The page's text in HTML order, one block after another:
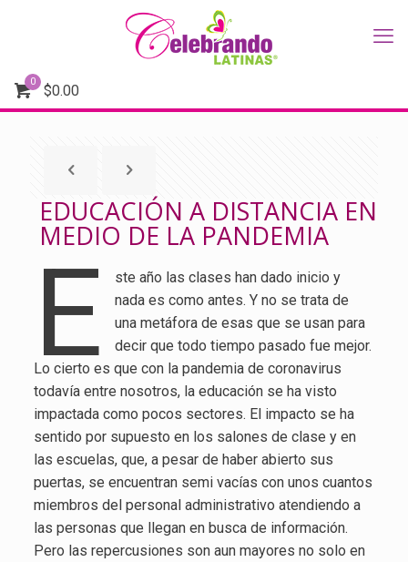
0
$0.00
EDUCACIÓN A DISTANCIA EN
MEDIO DE LA PANDEMIA
E
ste año las clases han dado inicio y
nada es como antes. Y no se trata de
una metáfora de esas que se usan para
decir que todo tiempo pasado fue mejor.
Lo cierto es que con la pandemia de coronavirus
todavía entre nosotros, la educación se ha visto
impactada como pocos sectores. El impacto se ha
sentido por supuesto en los salones de clase y en
las escuelas, que, a pesar de haber abierto sus
puertas, se encuentran semi vacías con unos cuantos
miembros del personal administrativo atendiendo a
las personas que llegan en busca de información.
Pero las repercusiones son aun mayores no solo en